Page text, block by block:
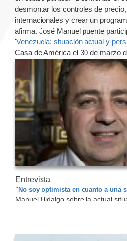
desmontar los controles de
internacionales y crear un
afirma. José Manuel puente
'Venezuela: situación actual y
Casa de América el 30 de marzo
Entrevista
"No soy optimista en cuanto a una
Manuel Hidalgo sobre la actual